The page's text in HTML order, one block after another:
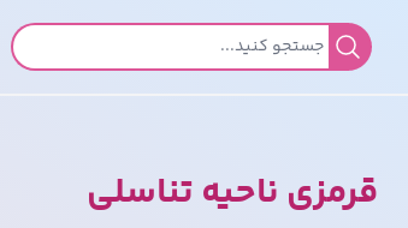
جستجو برای:
قرمزی ناحیه تناسلی